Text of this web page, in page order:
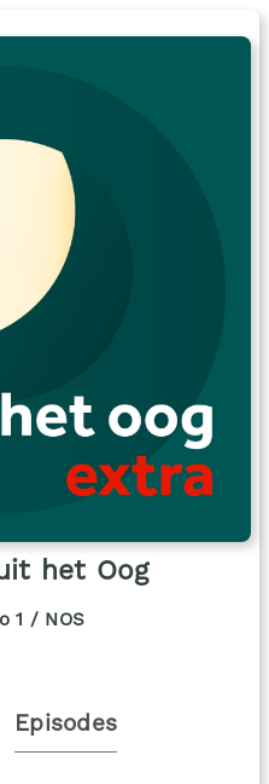
het Oog
1 / NOS
Episodes